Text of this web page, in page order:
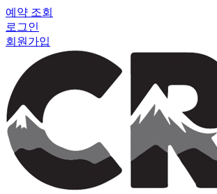
예약 조회
로그인
회원가입